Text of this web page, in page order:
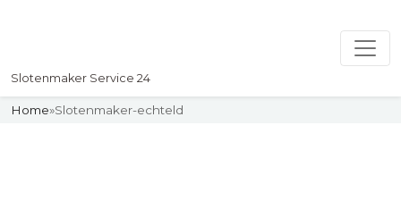
Slotenmaker Service 24
Home»Slotenmaker-echteld